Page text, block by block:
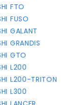
FTO
FUSO
GALANT
GRANDIS
GTO
L200
L200-TRITON
L300